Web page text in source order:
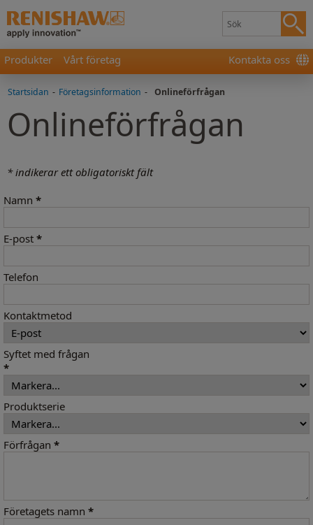
Produkter Vårt företag Kontakta oss
Startsidan - Företagsinformation - Onlineförfrågan
Onlineförfrågan
* indikerar ett obligatoriskt fält
Namn *
E-post *
Telefon
Kontaktmetod
Syftet med frågan
*
Produktserie
Förfrågan *
Företagets namn *